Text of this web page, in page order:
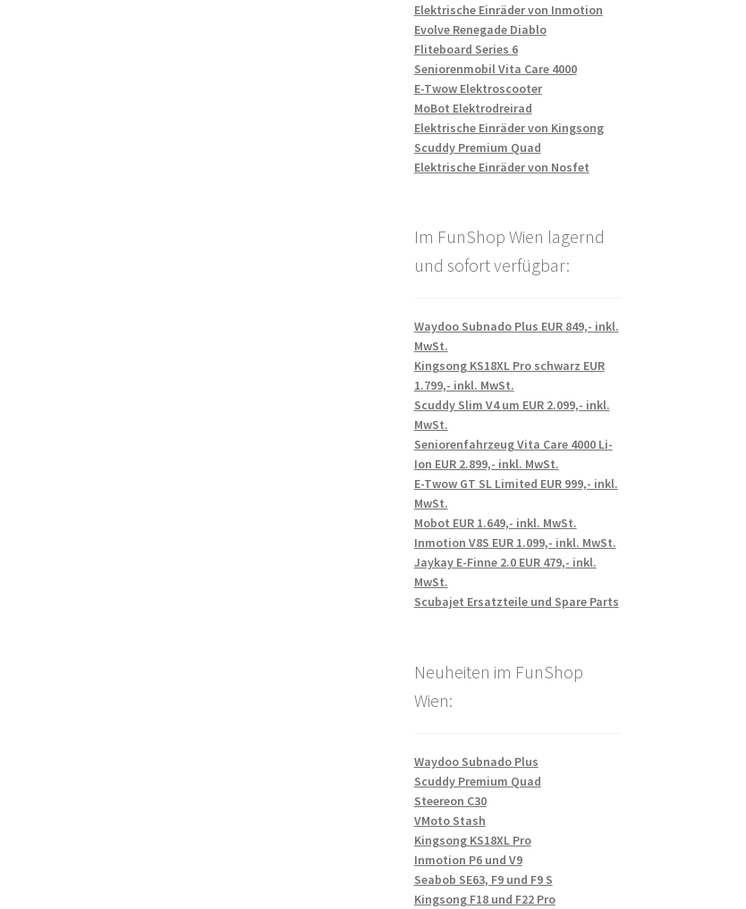
Elektrische Einräder von Inmotion
Evolve Renegade Diablo
Fliteboard Series 6
Seniorenmobil Vita Care 4000
E-Twow Elektroscooter
MoBot Elektrodreirad
Elektrische Einräder von Kingsong
Scuddy Premium Quad
Elektrische Einräder von Nosfet
Im FunShop Wien lagernd
und sofort verfügbar:
Waydoo Subnado Plus EUR 849,- inkl.
MwSt.
Kingsong KS18XL Pro schwarz EUR
1.799,- inkl. MwSt.
Scuddy Slim V4 um EUR 2.099,- inkl.
MwSt.
Seniorenfahrzeug Vita Care 4000 Li-
Ion EUR 2.899,- inkl. MwSt.
E-Twow GT SL Limited EUR 999,- inkl.
MwSt.
Mobot EUR 1.649,- inkl. MwSt.
Inmotion V8S EUR 1.099,- inkl. MwSt.
Jaykay E-Finne 2.0 EUR 479,- inkl.
MwSt.
Scubajet Ersatzteile und Spare Parts
Neuheiten im FunShop
Wien:
Waydoo Subnado Plus
Scuddy Premium Quad
Steereon C30
VMoto Stash
Kingsong KS18XL Pro
Inmotion P6 und V9
Seabob SE63, F9 und F9 S
Kingsong F18 und F22 Pro